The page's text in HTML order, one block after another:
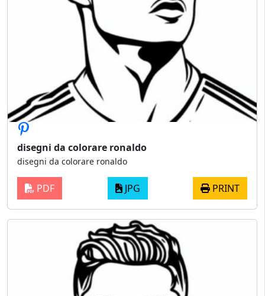
disegni da colorare ronaldo
disegni da colorare ronaldo
PDF JPG PRINT